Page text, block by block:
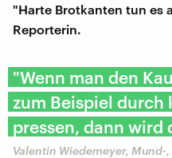
"Harte Brotkanten tun es
Reporterin.
"Wenn man den
zum Beispiel durch
pressen, dann wird
Valentin Wiedemeyer, Mund-